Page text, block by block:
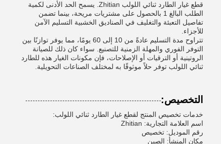
قطع غيار الطارد ثنائي اللولب Zhitian. يسمح الحد الأدنى لكمية
الطلب البالغ 1 بالحصول على مشتريات مريحة، بينما تضمن
تفاصيل التعبئة والتغليف في الصناديق الخشبية التسليم الآمن
للأجزاء.
تتراوح مدة التسليم عادةً من 10 إلى 60 يومًا، مما يوفر توازنًا بين
التوفر الفوري والمهلة الزمنية للتصنيع. سواء كان ذلك للصيانة
الروتينية أو الترقيات أو الإصلاحات، فإن مكونات الغيار هذه للطارد
ثنائي اللولب توفر حلاً موثوقًا به لمختلف الصناعات التحويلية.
التخصيص:
خدمات تخصيص المنتج لقطع غيار الطارد ثنائي اللولب:
اسم العلامة التجارية: Zhitian
رقم الموديل: تخصيص
مكان المنشأ: الصين